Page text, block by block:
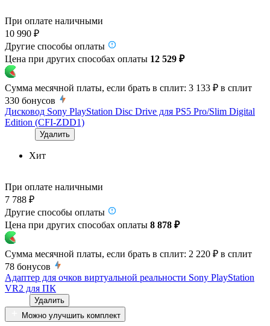
При оплате наличными
10 990 ₽
Другие способы оплаты
Цена при других способах оплаты 12 529 ₽
Сумма месячной платы, если брать в сплит: 3 133 ₽ в сплит
330 бонусов
Дисковод Sony PlayStation Disc Drive для PS5 Pro/Slim Digital
Edition (CFI-ZDD1)
Удалить
Хит
При оплате наличными
7 788 ₽
Другие способы оплаты
Цена при других способах оплаты 8 878 ₽
Сумма месячной платы, если брать в сплит: 2 220 ₽ в сплит
78 бонусов
Адаптер для очков виртуальной реальности Sony PlayStation
VR2 для ПК
Удалить
Можно улучшить комплект